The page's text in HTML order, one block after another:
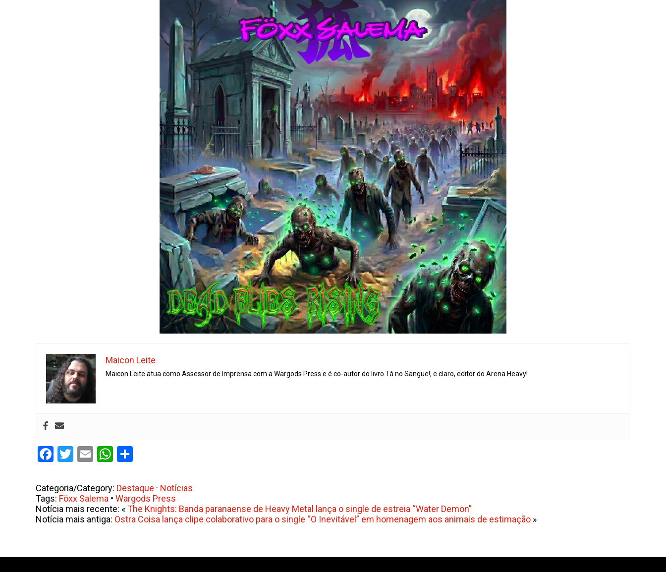
Maicon Leite
Maicon Leite atua como Assessor de Imprensa com a Wargods Press e é co-autor do livro Tá no Sangue!, e claro, editor do Arena Heavy!
Facebook
Twitter
EmailWhatsApp
Categoria/Category: Destaque · Notícias
Tags: Föxx Salema • Wargods Press
Notícia mais recente: «The Knights: Banda paranaense de Heavy Metal lança o single de estreia “Water Demon”
Notícia mais antiga: Ostra Coisa lança clipe colaborativo para o single “O Inevitável” em homenagem aos animais de estimação »